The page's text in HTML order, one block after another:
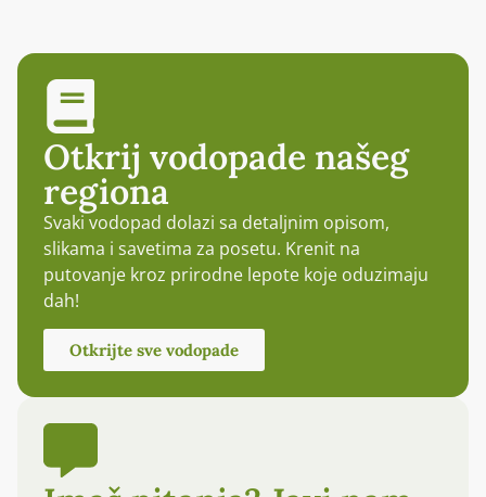
Otkrij vodopade našeg
regiona
Svaki vodopad dolazi sa detaljnim opisom,
slikama i savetima za posetu. Krenit na
putovanje kroz prirodne lepote koje oduzimaju
dah!
Otkrijte sve vodopade